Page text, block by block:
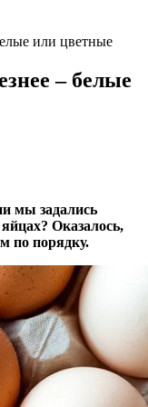
или цветные
– белые
мы задались
Оказалось,
по порядку.